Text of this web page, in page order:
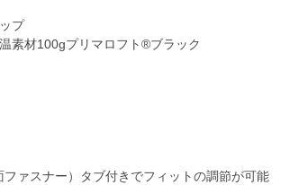
プ
素材100gプリマロフト®ブラック
ァスナー）タブ付きでフィットの調節が可能